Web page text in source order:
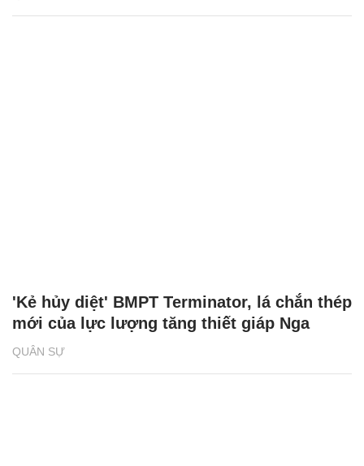
QUÂN SỰ
'Kẻ hủy diệt' BMPT Terminator, lá chắn thép
mới của lực lượng tăng thiết giáp Nga